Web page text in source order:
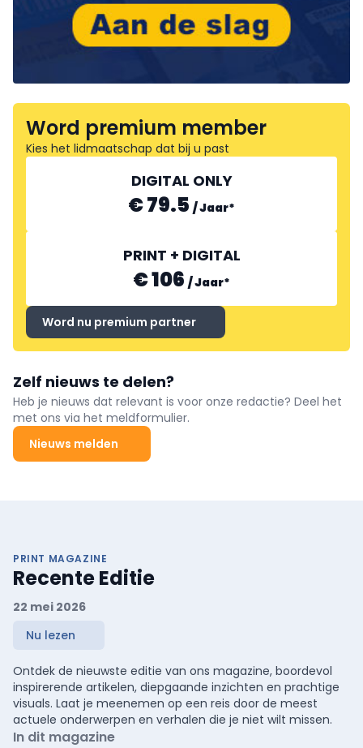
Word premium member
Kies het lidmaatschap dat bij u past
DIGITAL ONLY
€ 79.5 /Jaar*
PRINT + DIGITAL
€ 106 /Jaar*
Word nu premium partner
Zelf nieuws te delen?
Heb je nieuws dat relevant is voor onze redactie? Deel het
met ons via het meldformulier.
Nieuws melden
PRINT MAGAZINE
Recente Editie
22 mei 2026
Nu lezen
Ontdek de nieuwste editie van ons magazine, boordevol
inspirerende artikelen, diepgaande inzichten en prachtige
visuals. Laat je meenemen op een reis door de meest
actuele onderwerpen en verhalen die je niet wilt missen.
In dit magazine